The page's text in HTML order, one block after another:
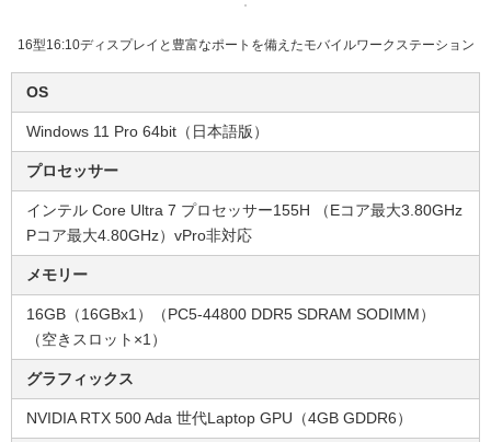
16型16:10ディスプレイと豊富なポートを備えたモバイルワークステーション
OS
Windows 11 Pro 64bit（日本語版）
プロセッサー
インテル Core Ultra 7 プロセッサー155H （Eコア最大3.80GHz
Pコア最大4.80GHz）vPro非対応
メモリー
16GB（16GBx1）（PC5-44800 DDR5 SDRAM SODIMM）
（空きスロット×1）
グラフィックス
NVIDIA RTX 500 Ada 世代Laptop GPU（4GB GDDR6）